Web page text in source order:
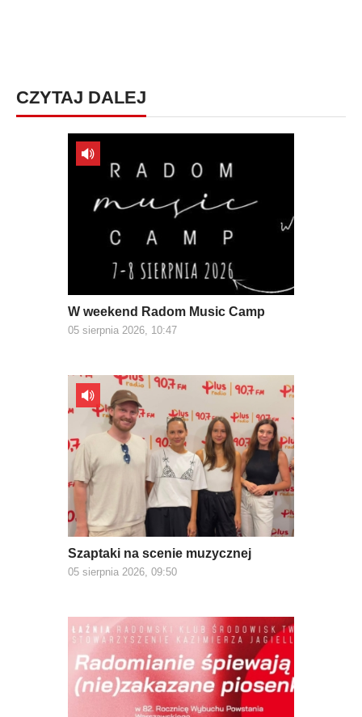
CZYTAJ DALEJ
W weekend Radom Music Camp
05 sierpnia 2026, 10:47
Szaptaki na scenie muzycznej
05 sierpnia 2026, 09:50